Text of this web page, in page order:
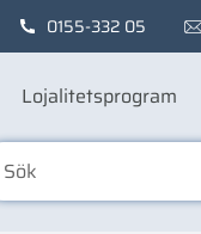
0155-332 05
Lojalitetsprogram